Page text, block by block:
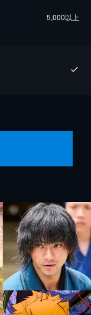
5,000以上